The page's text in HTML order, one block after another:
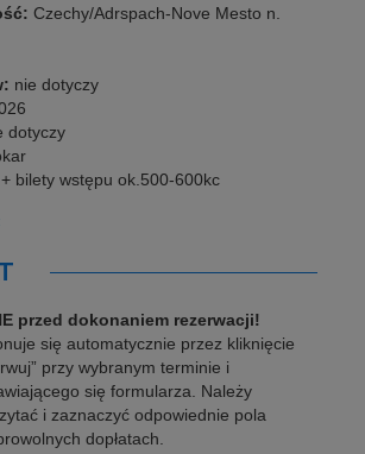
Czechy/Adrspach-Nove Mesto n.
nie dotyczy
dotyczy
+ bilety wstępu ok.500-600kc
przed dokonaniem rezerwacji!
się automatycznie przez kliknięcie
przy wybranym terminie i
się formularza. Należy
i zaznaczyć odpowiednie pola
dopłatach.